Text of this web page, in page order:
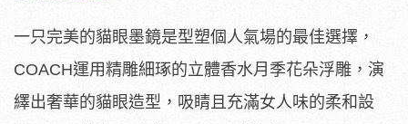
一只完美的貓眼墨鏡是型塑個人氣場的最佳選擇，
COACH運用精雕細琢的立體香水月季花朵浮雕，演
繹出奢華的貓眼造型，吸睛且充滿女人味的柔和設